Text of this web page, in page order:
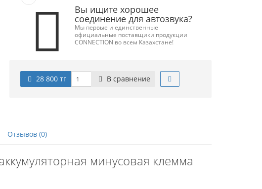
Вы ищите хорошее
соединение для автозвука?
Мы первые и единственные
официальные поставщики продукции
CONNECTION во всем Казахстане!
28 800 тг В сравнение
Отзывов (0)
минусовая клемма